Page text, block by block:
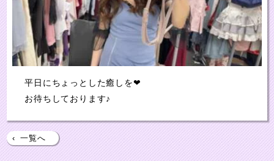
平日にちょっとした癒しを❤
お待ちしております♪
‹ 一覧へ